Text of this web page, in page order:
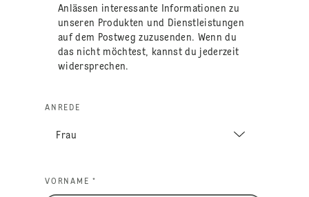
Anlässen interessante Informationen zu
unseren Produkten und Dienstleistungen
auf dem Postweg zuzusenden. Wenn du
das nicht möchtest, kannst du jederzeit
widersprechen.
ANREDE
VORNAME *